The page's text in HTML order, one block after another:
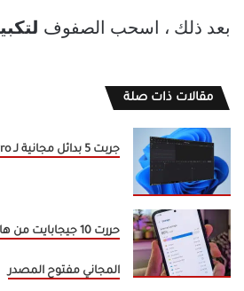
بعد ذلك ، اسحب الصفوف
مقالات ذات صلة
جربت 5 بدائل مجانية لـ Premiere Pro وهذا ما اعتمدته
المجاني مفتوح المصدر